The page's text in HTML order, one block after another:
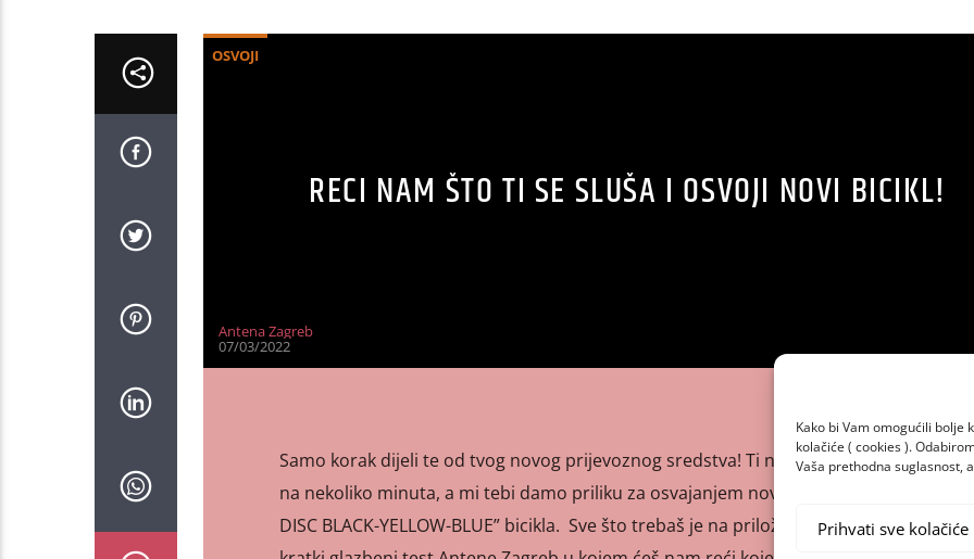
Kako bi Vam omogućili bolje
kolačiće ( cookies ).
Vaša prethodna suglasnost,
Prihvati sve kolačiće
OSVOJI
RECI NAM ŠTO TI SE SLUŠA I OSVOJI NOVI BICIKL!
Antena Zagreb
07/03/2022
Samo korak dijeli te od tvog novog prijevoznog sredstva! Ti nama posudiš svoje uho
na nekoliko minuta, a mi tebi damo priliku za osvajanjem novog “POLAR SONIC 26 FS
DISC BLACK-YELLOW-BLUE” bicikla. Sve što trebaš je na priloženom linku ispuniti